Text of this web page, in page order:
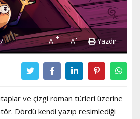
A + A- Yazdır
ve çizgi roman türleri üzerine
Dördü kendi yazıp resimlediği